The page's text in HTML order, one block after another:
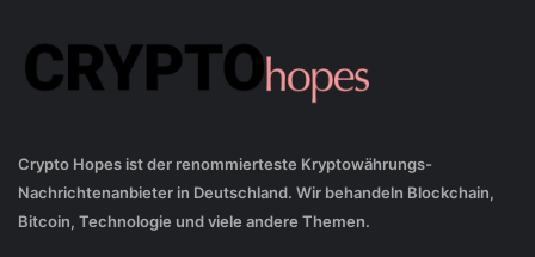
Crypto Hopes ist der renommierteste Kryptowährungs-
Nachrichtenanbieter in Deutschland. Wir behandeln Blockchain,
Bitcoin, Technologie und viele andere Themen.